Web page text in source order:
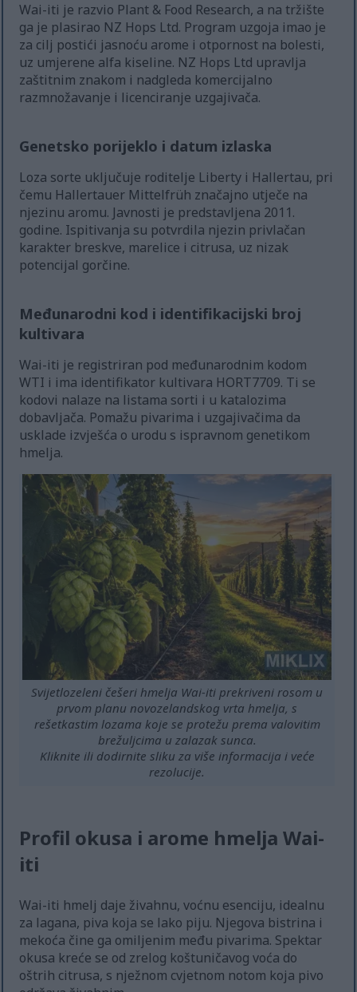
Wai-iti je razvio Plant & Food Research, a na tržište
ga je plasirao NZ Hops Ltd. Program uzgoja imao je
za cilj postići jasnoću arome i otpornost na bolesti,
uz umjerene alfa kiseline. NZ Hops Ltd upravlja
zaštitnim znakom i nadgleda komercijalno
razmnožavanje i licenciranje uzgajivača.
Genetsko porijeklo i datum izlaska
Loza sorte uključuje roditelje Liberty i Hallertau, pri
čemu Hallertauer Mittelfrüh značajno utječe na
njezinu aromu. Javnosti je predstavljena 2011.
godine. Ispitivanja su potvrdila njezin privlačan
karakter breskve, marelice i citrusa, uz nizak
potencijal gorčine.
Međunarodni kod i identifikacijski broj
kultivara
Wai-iti je registriran pod međunarodnim kodom
WTI i ima identifikator kultivara HORT7709. Ti se
kodovi nalaze na listama sorti i u katalozima
dobavljača. Pomažu pivarima i uzgajivačima da
usklade izvješća o urodu s ispravnom genetikom
hmelja.
Svijetlozeleni češeri hmelja Wai-iti prekriveni rosom u
prvom planu novozelandskog vrta hmelja, s
rešetkastim lozama koje se protežu prema valovitim
brežuljcima u zalazak sunca.
Kliknite ili dodirnite sliku za više informacija i veće
rezolucije.
Profil okusa i arome hmelja Wai-
iti
Wai-iti hmelj daje živahnu, voćnu esenciju, idealnu
za lagana, piva koja se lako piju. Njegova bistrina i
mekoća čine ga omiljenim među pivarima. Spektar
okusa kreće se od zrelog koštuničavog voća do
oštrih citrusa, s nježnom cvjetnom notom koja pivo